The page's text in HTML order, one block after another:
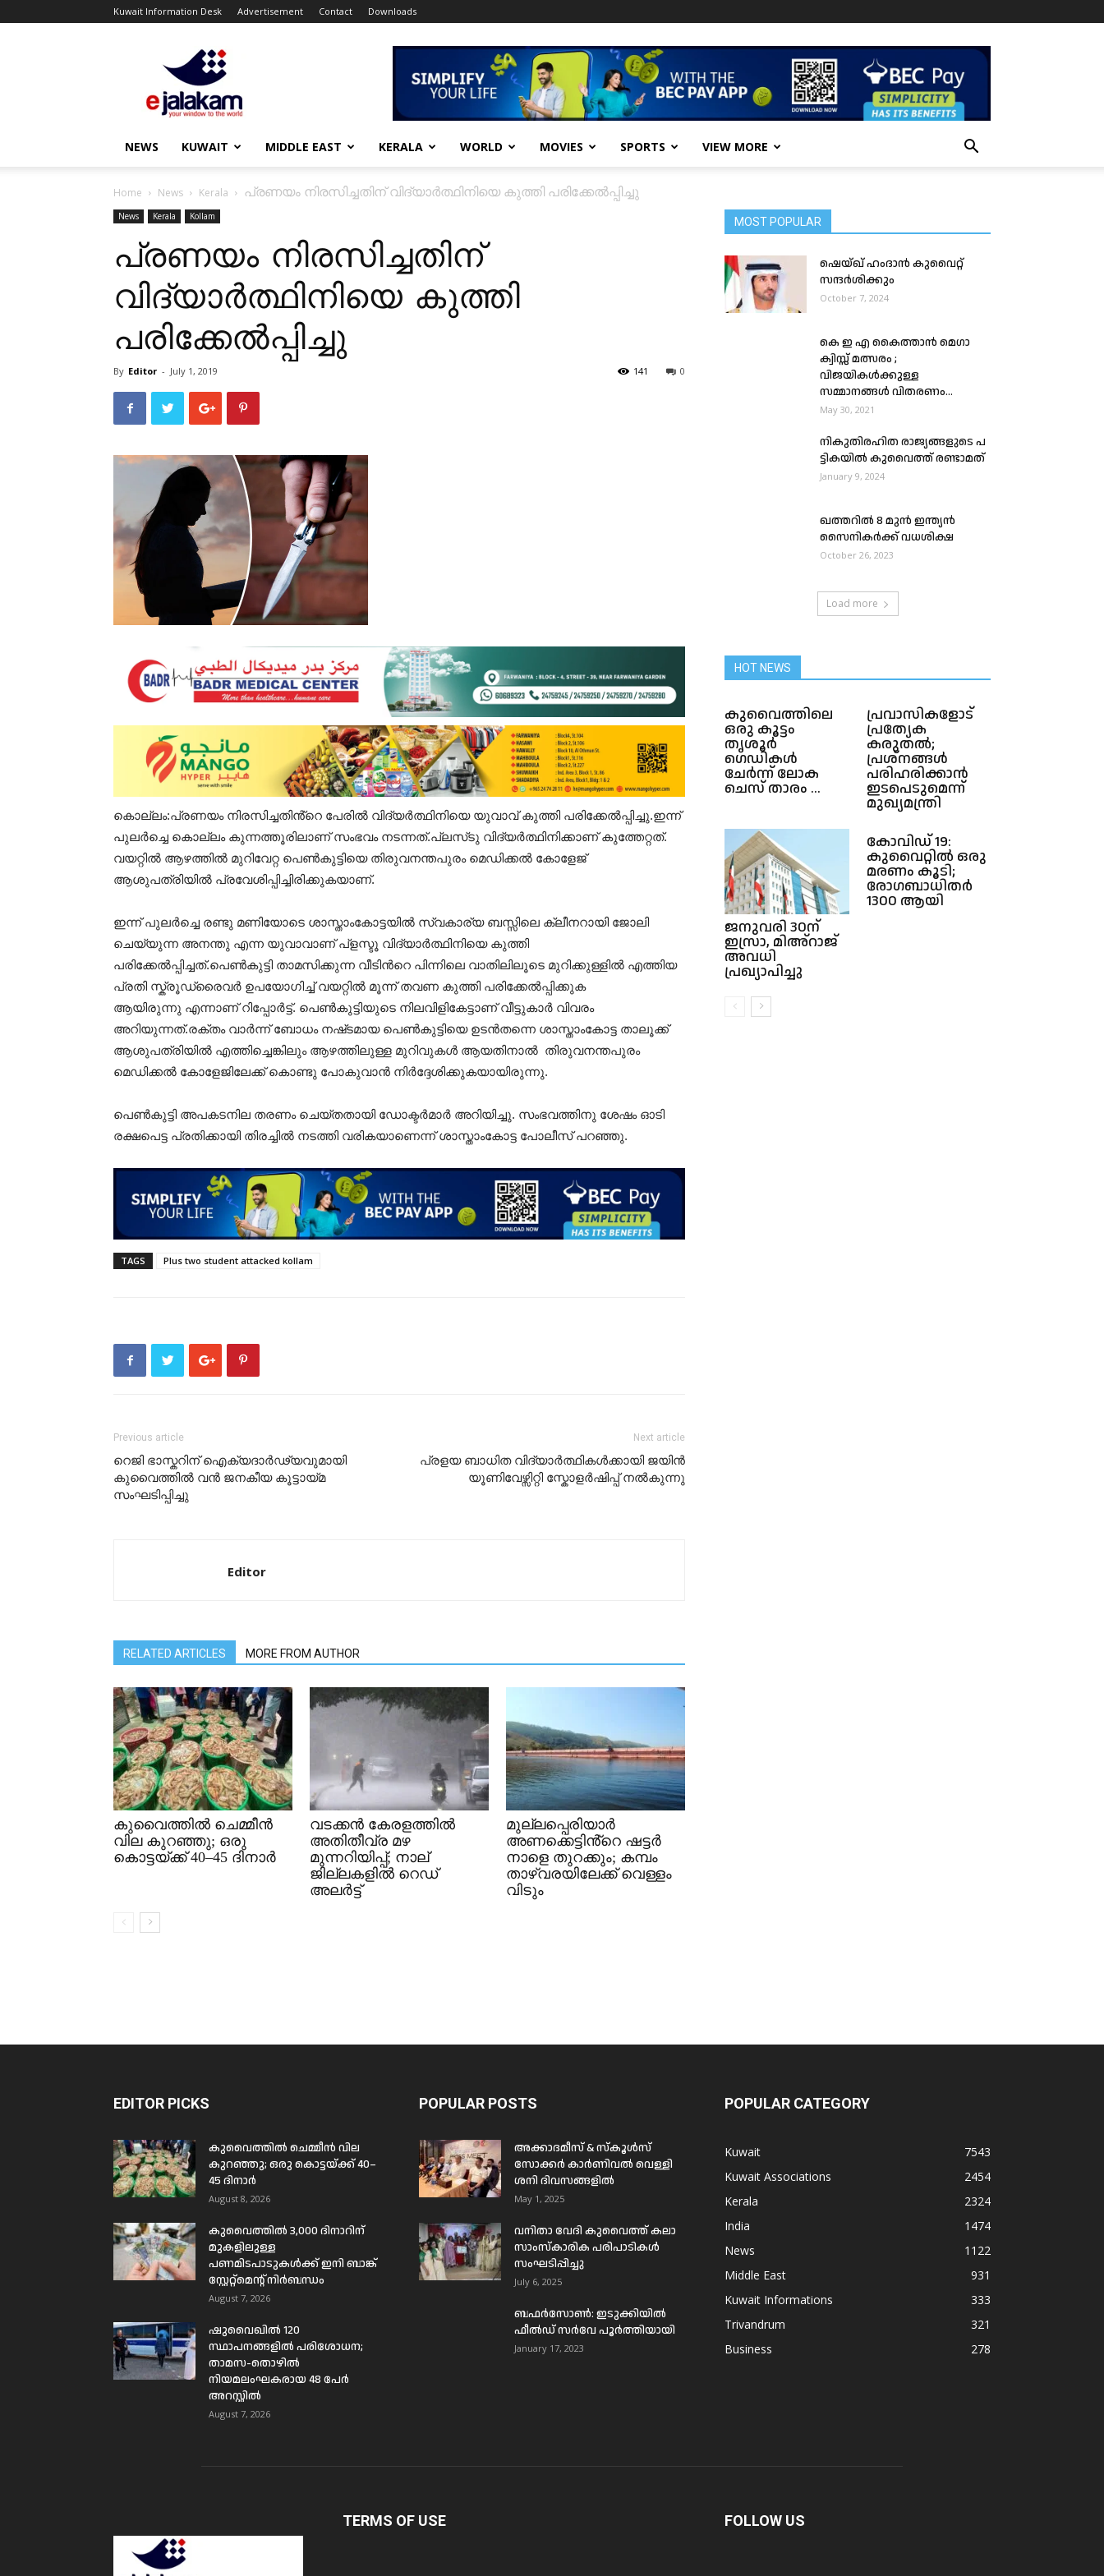
Kuwait Information Desk Advertisement Contact Downloads
ejalakam
NEWS KUWAIT MIDDLE EAST KERALA WORLD MOVIES SPORTS VIEW MORE
Home News Kerala പ്രണയം നിരസിച്ചതിന് വിദ്യാർത്ഥിനിയെ കുത്തി പരിക്കേൽപ്പിച്ചു
News Kerala Kollam
പ്രണയം നിരസിച്ചതിന്
വിദ്യാർത്ഥിനിയെ കുത്തി
പരിക്കേൽപ്പിച്ചു
By Editor - July 1, 2019 0
141
കൊല്ലം:പ്രണയം നിരസിച്ചതിൻ്റെ പേരിൽ വിദ്യര്‍ത്ഥിനിയെ യുവാവ്കുത്തി പരിക്കേല്‍പ്പിച്ചു.ഇന്ന്
പുലർച്ചെ കൊല്ലം കുന്നത്തൂരിലാണ്സംഭവം നടന്നത്.പ്ലസ്‌ടു വിദ്യര്‍ത്ഥിനിക്കാണ് കുത്തേറ്റത്.
വയറ്റില്‍ ആഴത്തില്‍ മുറിവേറ്റ പെണ്‍കുട്ടിയെ തിരുവനന്തപുരം മെഡിക്കല്‍ കോളേജ്
ആശുപത്രിയില്‍ പ്രവേശിപ്പിച്ചിരിക്കുകയാണ്.
ഇന്ന് പുലര്‍ച്ചെ രണ്ടു മണിയോടെ ശാസ്താംകോട്ടയിൽ സ്വകാര്യ ബസ്സിലെ ക്ലീനറായി ജോലി
ചെയ്യുന്ന അനന്തു എന്ന യുവാവാണ് പ്ളസ്ടൂ വിദ്യാര്‍ത്ഥിനിയെ കുത്തി
പരിക്കേല്‍പ്പിച്ചത്.പെൺകുട്ടി താമസിക്കുന്ന വീടിന്‍റെ പിന്നിലെ വാതിലിലൂടെ മുറിക്കുള്ളില്‍ എത്തിയ
പ്രതി സ്ക്രൂഡ്രൈവര്‍ ഉപയോഗിച്ച് വയറ്റില്‍ മൂന്ന് തവണ കുത്തി പരിക്കേൽപ്പിക്കുക
ആയിരുന്നു എന്നാണ് റിപ്പോര്‍ട്ട്. പെണ്‍കുട്ടിയുടെ നിലവിളികേട്ടാണ് വീട്ടുകാര്‍ വിവരം
അറിയുന്നത്.രക്തം വാര്‍ന്ന് ബോധം നഷ്‌ടമായ പെണ്‍കുട്ടിയെ ഉടന്‍തന്നെ ശാസ്താംകോട്ട താലൂക്ക്
ആശുപത്രിയില്‍ എത്തിച്ചെങ്കിലും ആഴത്തിലുള്ള മുറിവുകൾ ആയതിനാൽ തിരുവനന്തപുരം
മെഡിക്കല്‍ കോളേജിലേക്ക് കൊണ്ടു പോകുവാന്‍ നിർദ്ദേശിക്കുകയായിരുന്നു.
പെണ്‍കുട്ടി അപകടനില തരണം ചെയ്തതായി ഡോക്ടര്‍മാർ അറിയിച്ചു. സംഭവത്തിനു ശേഷം ഓടി
രക്ഷപെട്ട പ്രതിക്കായി തിരച്ചില്‍ നടത്തി വരികയാണെന്ന് ശാസ്താംകോട്ട പോലീസ് പറഞ്ഞു.
TAGS Plus two student attacked kollam
Previous article
റെജി ഭാസ്കറിന് ഐക്യദാർഢ്യവുമായി
കുവൈത്തിൽ വന്‍ ജനകീയ കൂട്ടായ്മ
സംഘടിപ്പിച്ചു
Next article
പ്രളയ ബാധിത വിദ്യാർത്ഥികൾക്കായി ജയിൻ
യൂണിവേഴ്സിറ്റി സ്കോളർഷിപ്പ് നൽകുന്നു
Editor
RELATED ARTICLES MORE FROM AUTHOR
കുവൈത്തിൽ ചെമ്മീൻ
വില കുറഞ്ഞു; ഒരു
കൊട്ടയ്ക്ക് 40–45 ദിനാർ
വടക്കൻ കേരളത്തിൽ
അതിതീവ്ര മഴ
മുന്നറിയിപ്പ്; നാല്
ജില്ലകളിൽ റെഡ്
അലർട്ട്
മുല്ലപ്പെരിയാർ
അണക്കെട്ടിൻ്റെ ഷട്ടർ
നാളെ തുറക്കും; കമ്പം
താഴ്വരയിലേക്ക് വെള്ളം
വിടും
MOST POPULAR
ഷെയ്ഖ് ഹംദാൻ കുവൈറ്റ്
സന്ദർശിക്കും
October 7, 2024
കെ ഇ എ കൈത്താൻ മെഗാ
ക്വിസ്സ് മത്സരം ;
വിജയികൾക്കുള്ള
സമ്മാനങ്ങൾ വിതരണം...
May 30, 2021
നി​കു​തിര​ഹി​ത രാ​ജ്യ​ങ്ങ​ളു​ടെ പ​
ട്ടി​ക​യി​ൽ കു​വൈ​ത്ത് ര​ണ്ടാ​മ​ത്
January 9, 2024
ഖത്തറില്‍ 8 മുൻ ഇന്ത്യൻ
സൈനികർക്ക് വധശിക്ഷ
October 26, 2023
Load more
HOT NEWS
കുവൈത്തിലെ
ഒരു കൂട്ടം
തൃശൂർ
ഗെഡികൾ
ചേർന്ന് ലോക
ചെസ് താരം ...
പ്രവാസികളോട്
പ്രത്യേക
കരുതൽ;
പ്രശ്നങ്ങൾ
പരിഹരിക്കാൻ
ഇടപെടുമെന്ന്
മുഖ്യമന്ത്രി
ജനുവരി 30ന്
ഇസ്രാ, മിഅ്റാജ്
അവധി
പ്രഖ്യാപിച്ചു
കോവിഡ് 19:
കുവൈറ്റിൽ ഒരു
മരണം കൂടി;
രോഗബാധിതർ
1300 ആയി
EDITOR PICKS
കുവൈത്തിൽ ചെമ്മീൻ വില
കുറഞ്ഞു; ഒരു കൊട്ടയ്ക്ക് 40–
45 ദിനാർ
August 8, 2026
കുവൈത്തിൽ 3,000 ദിനാറിന്
മുകളിലുള്ള
പണമിടപാടുകൾക്ക് ഇനി ബാങ്ക്
സ്റ്റേറ്റ്മെന്റ് നിർബന്ധം
August 7, 2026
ഷുവൈഖിൽ 120
സ്ഥാപനങ്ങളിൽ പരിശോധന;
താമസ-തൊഴിൽ
നിയമലംഘകരായ 48 പേർ
അറസ്റ്റിൽ
August 7, 2026
POPULAR POSTS
അക്കാദമീസ് & സ്കൂൾസ്
സോക്കർ കാർണിവൽ വെള്ളി
ശനി ദിവസങ്ങളിൽ
May 1, 2025
വനിതാ വേദി കുവൈത്ത് കലാ
സാംസ്കാരിക പരിപാടികൾ
സംഘടിപ്പിച്ചു
July 6, 2025
ബഫര്‍സോണ്‍: ഇടുക്കിയില്‍
ഫീല്‍ഡ് സര്‍വേ പൂര്‍ത്തിയായി
January 17, 2023
POPULAR CATEGORY
Kuwait
7543
Kuwait Associations
2454
Kerala
2324
India
1474
News
1122
Middle East
931
Kuwait Informations
333
Trivandrum
321
Business
278
TERMS OF USE FOLLOW US